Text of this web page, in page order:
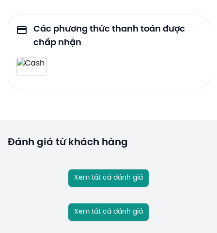
Các phương thức thanh toán được
chấp nhận
Đánh giá từ khách hàng
Xem tất cả đánh giá
Xem tất cả đánh giá